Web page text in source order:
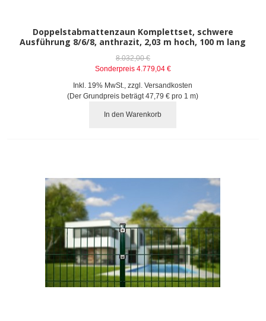
Doppelstabmattenzaun Komplettset, schwere
Ausführung 8/6/8, anthrazit, 2,03 m hoch, 100 m lang
8.032,00 €
Sonderpreis 4.779,04 €
Inkl. 19% MwSt.
,zzgl.Versandkosten
(Der Grundpreis beträgt47,79 € pro 1 m)
In den Warenkorb